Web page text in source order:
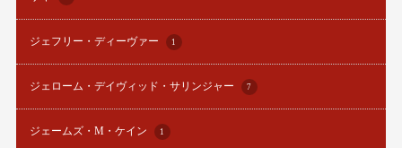
ジェフリー・ディーヴァー 1
ジェローム・デイヴィッド・サリンジャー 7
ジェームズ・M・ケイン 1